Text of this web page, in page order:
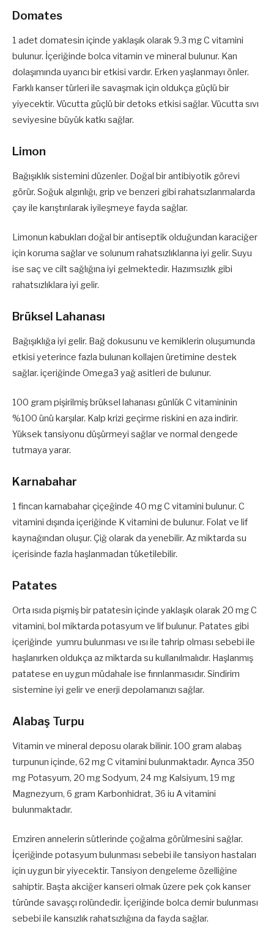
Domates
1 adet domatesin içinde yaklaşık olarak 9.3 mg C vitamini
bulunur. İçeriğinde bolca vitamin ve mineral bulunur. Kan
dolaşımında uyarıcı bir etkisi vardır. Erken yaşlanmayı önler.
Farklı kanser türleri ile savaşmak için oldukça güçlü bir
yiyecektir. Vücutta güçlü bir detoks etkisi sağlar. Vücutta sıvı
seviyesine büyük katkı sağlar.
Limon
Bağışıklık sistemini düzenler. Doğal bir antibiyotik görevi
görür. Soğuk algınlığı, grip ve benzeri gibi rahatsızlanmalarda
çay ile karıştırılarak iyileşmeye fayda sağlar.
Limonun kabukları doğal bir antiseptik olduğundan karaciğer
için koruma sağlar ve solunum rahatsızlıklarına iyi gelir. Suyu
ise saç ve cilt sağlığına iyi gelmektedir. Hazımsızlık gibi
rahatsızlıklara iyi gelir.
Brüksel Lahanası
Bağışıklığa iyi gelir. Bağ dokusunu ve kemiklerin oluşumunda
etkisi yeterince fazla bulunan kollajen üretimine destek
sağlar. içeriğinde Omega3 yağ asitleri de bulunur.
100 gram pişirilmiş brüksel lahanası günlük C vitamininin
%100 ünü karşılar. Kalp krizi geçirme riskini en aza indirir.
Yüksek tansiyonu düşürmeyi sağlar ve normal dengede
tutmaya yarar.
Karnabahar
1 fincan karnabahar çiçeğinde 40 mg C vitamini bulunur. C
vitamini dışında içeriğinde K vitamini de bulunur. Folat ve lif
kaynağından oluşur. Çiğ olarak da yenebilir. Az miktarda su
içerisinde fazla haşlanmadan tüketilebilir.
Patates
Orta ısıda pişmiş bir patatesin içinde yaklaşık olarak 20 mg C
vitamini, bol miktarda potasyum ve lif bulunur. Patates gibi
içeriğinde yumru bulunması ve ısı ile tahrip olması sebebi ile
haşlanırken oldukça az miktarda su kullanılmalıdır. Haşlanmış
patatese en uygun müdahale ise fırınlanmasıdır. Sindirim
sistemine iyi gelir ve enerji depolamanızı sağlar.
Alabaş Turpu
Vitamin ve mineral deposu olarak bilinir. 100 gram alabaş
turpunun içinde, 62 mg C vitamini bulunmaktadır. Ayrıca 350
mg Potasyum, 20 mg Sodyum, 24 mg Kalsiyum, 19 mg
Magnezyum, 6 gram Karbonhidrat, 36 iu A vitamini
bulunmaktadır.
Emziren annelerin sütlerinde çoğalma görülmesini sağlar.
İçeriğinde potasyum bulunması sebebi ile tansiyon hastaları
için uygun bir yiyecektir. Tansiyon dengeleme özelliğine
sahiptir. Başta akciğer kanseri olmak üzere pek çok kanser
türünde savaşçı rolündedir. İçeriğinde bolca demir bulunması
sebebi ile kansızlık rahatsızlığına da fayda sağlar.